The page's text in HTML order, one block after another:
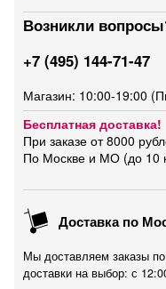
Возникли
+7 (495) 144-71-47
Магазин: 10:00-19:00
Бесплатная доставка!
При заказе от 8000
По Москве и МО (до 10
Доставка по
Мы доставляем заказы
доставки на выбор: с